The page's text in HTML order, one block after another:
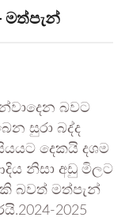
මත්පැන්
බවට
සුරා බද්ද
දෙකයි දශම
නිසා අඩු මිලට
බවත් මත්පැන්
2025